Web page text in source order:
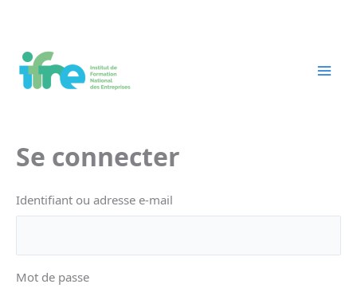
contenu
Se connecter
Identifiant ou adresse e-mail
Mot de passe